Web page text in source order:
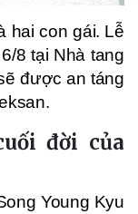
hai con gái. Lễ
8 tại Nhà tang
được an táng
đời của
Young Kyu